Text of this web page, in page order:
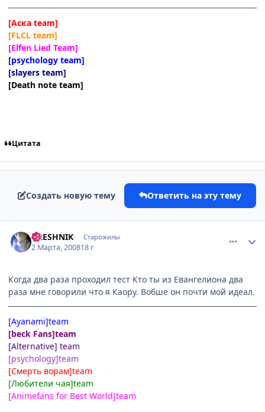
[Аска team]
[FLCL team]
[Elfen Lied Team]
[psychology team]
[slayers team]
[Death note team]
Цитата
Создать новую тему Ответить на эту тему
GRESHNIK Старожилы
2 Марта, 200818 г
Когда два раза проходил тест Кто ты из Евангелиона два
раза мне говорили что я Каору. Вобше он почти мой идеал.
[Ayanami]team
[beck Fans]team
[Alternative] team
[psychology]team
[Смерть ворам]team
[Любители чая]team
[Animefans for Best World]team